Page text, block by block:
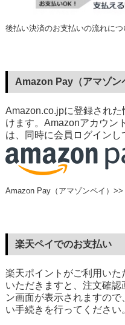
後払い決済のお支払いの流れにつ
Amazon Pay（アマゾン
Amazon.co.jpに登録され
けます。Amazonアカウン
は、同時に会員ログインし
Amazon Pay（アマゾンペイ）>>
楽天ペイでのお支払い
楽天ポイントがご利用い
いただきますと、注文確
ン画面が表示されますの
い手続きを行ってください